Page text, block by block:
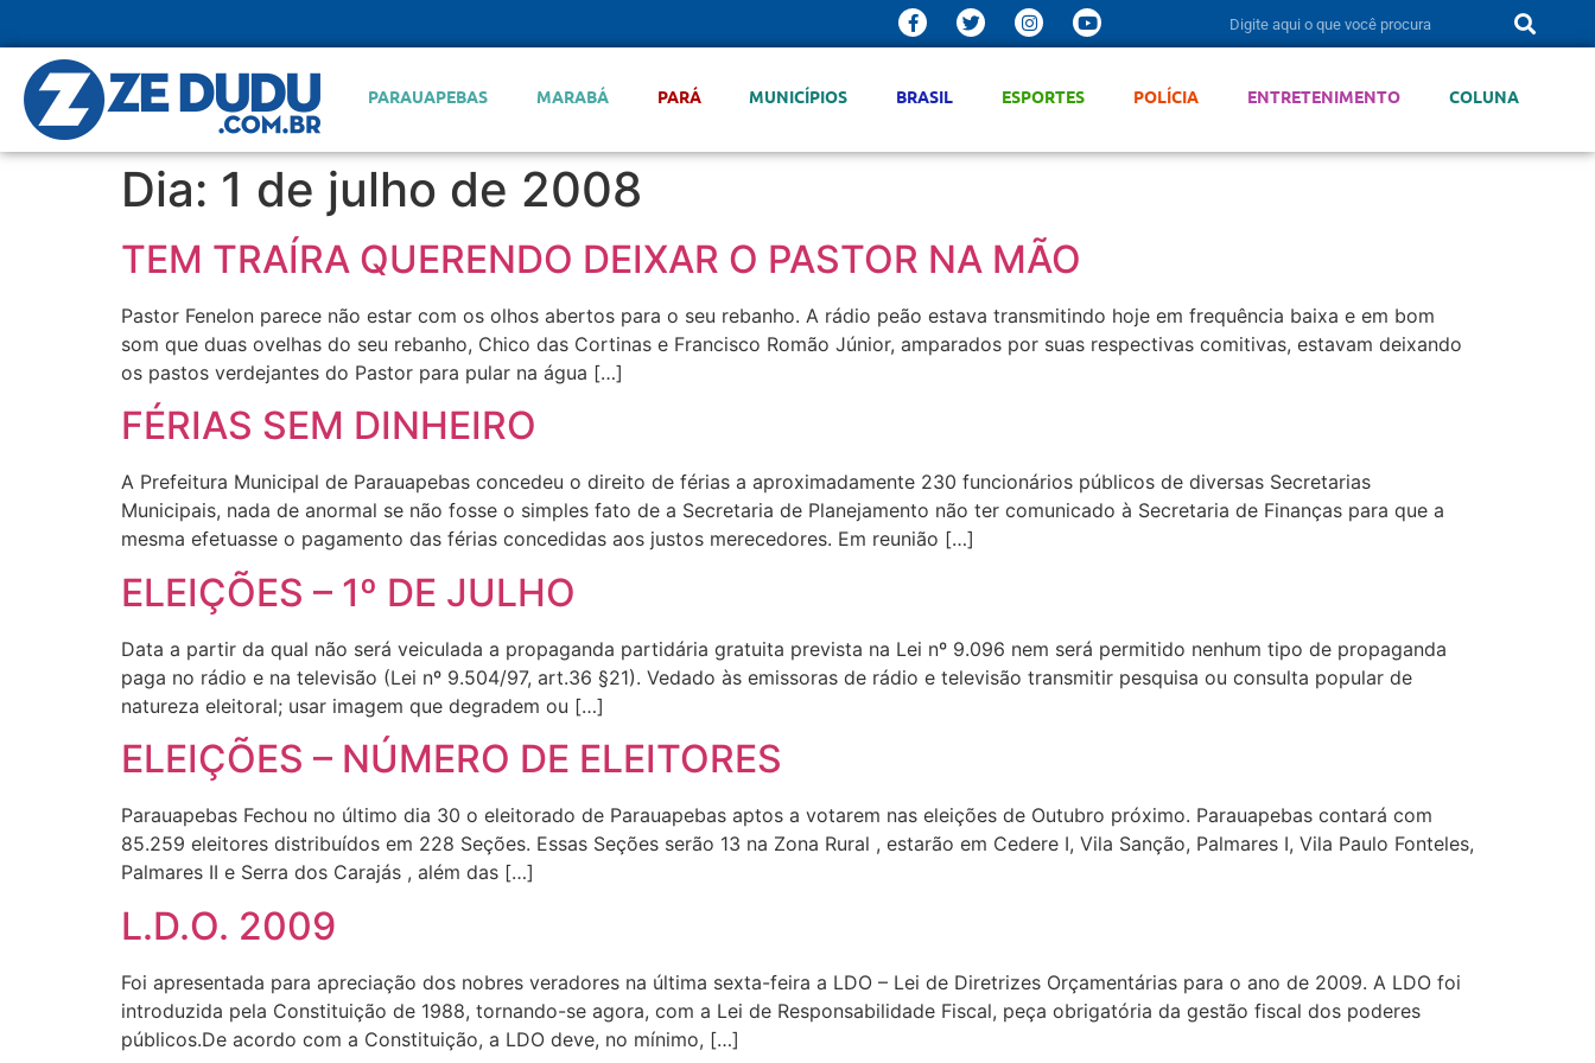
PARAUAPEBAS MARABÁ PARÁ MUNICÍPIOS BRASIL ESPORTES POLÍCIA ENTRETENIMENTO COLUNA
Dia: 1 de julho de 2008
TEM TRAÍRA QUERENDO DEIXAR O PASTOR NA MÃO
Pastor Fenelon parece não estar com os olhos abertos para o seu rebanho. A rádio peão estava transmitindo hoje em frequência baixa e em bom
som que duas ovelhas do seu rebanho, Chico das Cortinas e Francisco Romão Júnior, amparados por suas respectivas comitivas, estavam deixando
os pastos verdejantes do Pastor para pular na água […]
FÉRIAS SEM DINHEIRO
A Prefeitura Municipal de Parauapebas concedeu o direito de férias a aproximadamente 230 funcionários públicos de diversas Secretarias
Municipais, nada de anormal se não fosse o simples fato de a Secretaria de Planejamento não ter comunicado à Secretaria de Finanças para que a
mesma efetuasse o pagamento das férias concedidas aos justos merecedores. Em reunião […]
ELEIÇÕES – 1º DE JULHO
Data a partir da qual não será veiculada a propaganda partidária gratuita prevista na Lei nº 9.096 nem será permitido nenhum tipo de propaganda
paga no rádio e na televisão (Lei nº 9.504/97, art.36 §21). Vedado às emissoras de rádio e televisão transmitir pesquisa ou consulta popular de
natureza eleitoral; usar imagem que degradem ou […]
ELEIÇÕES – NÚMERO DE ELEITORES
Parauapebas Fechou no último dia 30 o eleitorado de Parauapebas aptos a votarem nas eleições de Outubro próximo. Parauapebas contará com
85.259 eleitores distribuídos em 228 Seções. Essas Seções serão 13 na Zona Rural , estarão em Cedere I, Vila Sanção, Palmares I, Vila Paulo Fonteles,
Palmares II e Serra dos Carajás , além das […]
L.D.O. 2009
Foi apresentada para apreciação dos nobres veradores na última sexta-feira a LDO – Lei de Diretrizes Orçamentárias para o ano de 2009. A LDO foi
introduzida pela Constituição de 1988, tornando-se agora, com a Lei de Responsabilidade Fiscal, peça obrigatória da gestão fiscal dos poderes
públicos.De acordo com a Constituição, a LDO deve, no mínimo, […]